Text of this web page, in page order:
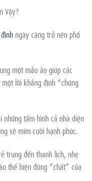
Vậy?
ngày càng trở nên phổ
một mẫu áo giúp các
lời khẳng định “chúng
tấm hình cả nhà diện
sẽ mỉm cười hạnh phúc.
trung đến thanh lịch, nhẹ
thể hiện đúng “chất” của